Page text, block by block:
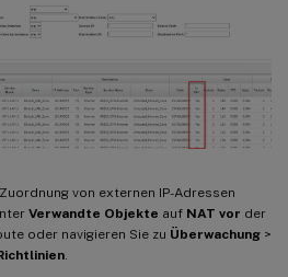
von externen IP-Adressen
Verwandte Objekte auf NAT vor der
oder navigieren Sie zu Überwachung >
.